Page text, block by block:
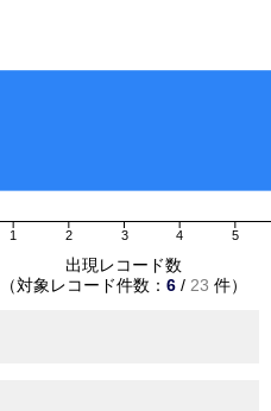
1 2 3 4 5
出現レコード数
（対象レコード件数： 6 / 23 件）